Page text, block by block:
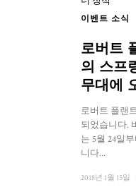
이벤트 소식
로버트
의 스프
무대에
로버트 플랜
되었습니다.
는 5월 24일
니다...
2018년 1월 15일